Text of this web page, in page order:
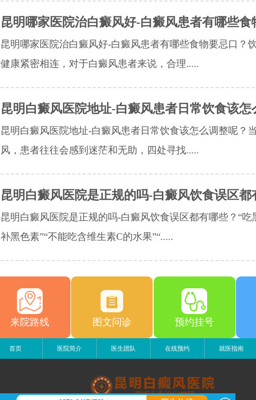
昆明哪家医院治白癜风好-白癜风患者有哪些食
昆明哪家医院治白癜风好-白癜风患者有哪些食物要忌口？
健康紧密相连，对于白癜风患者来说，合理.....
昆明白癜风医院地址-白癜风患者日常饮食该怎
昆明白癜风医院地址-白癜风患者日常饮食该怎么调整呢？
风，患者往往会感到迷茫和无助，四处寻找.....
昆明白癜风医院是正规的吗-白癜风饮食误区都
昆明白癜风医院是正规的吗-白癜风饮食误区都有哪些？“吃
补黑色素”“不能吃含维生素C的水果”“.....
来院路线 图文问诊 预约挂号
首页 医院简介 医生团队 在线预约 就医指南